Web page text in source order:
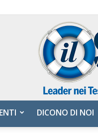
DICONO DI NOI